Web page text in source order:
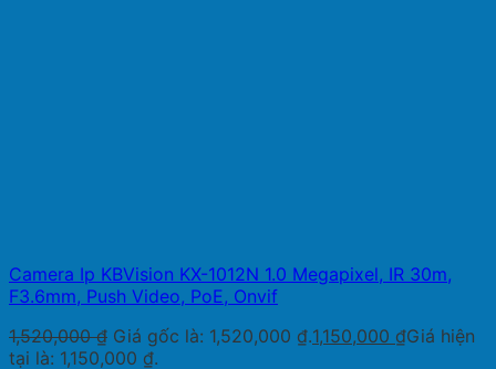
Camera Ip KBVision KX-1012N 1.0 Megapixel, IR 30m,
F3.6mm, Push Video, PoE, Onvif
1,520,000₫ Giá gốc là: 1,520,000 ₫.1,150,000 ₫Giá hiện
tại là: 1,150,000 ₫.